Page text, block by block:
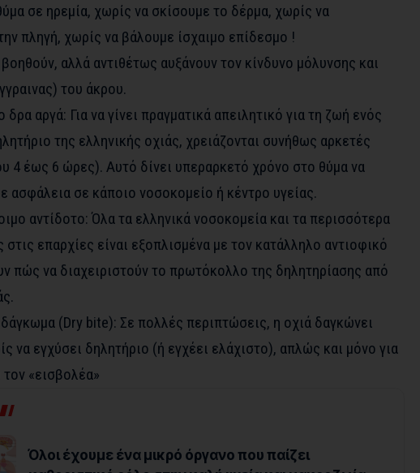
σε ηρεμία, χωρίς να σκίσουμε το δέρμα, χωρίς να
πληγή, χωρίς να βάλουμε ίσχαιμο επίδεσμο !
αλλά αντιθέτως αυξάνουν τον κίνδυνο μόλυνσης και
του άκρου.
δρα αργά: Για να γίνει πραγματικά απειλητικό για τη ζωή ενός
της ελληνικής οχιάς, χρειάζονται συνήθως αρκετές
4 έως 6 ώρες). Αυτό δίνει υπεραρκετό χρόνο στο θύμα να
ασφάλεια σε κάποιο νοσοκομείο ή κέντρο υγείας.
αντίδοτο: Όλα τα ελληνικά νοσοκομεία και τα περισσότερα
στις επαρχίες είναι εξοπλισμένα με τον κατάλληλο αντιοφικό
πώς να διαχειριστούν το πρωτόκολλο της δηλητηρίασης από
(Dry bite): Σε πολλές περιπτώσεις, η οχιά δαγκώνει
να εγχύσει δηλητήριο (ή εγχέει ελάχιστο), απλώς και μόνο για
«εισβολέα»
Όλοι έχουμε ένα μικρό όργανο που παίζει